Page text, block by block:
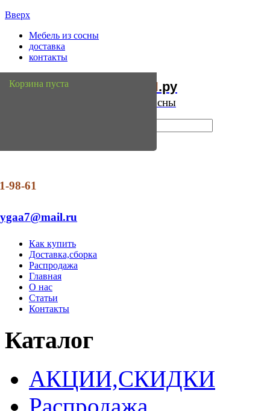
Вверх
Мебель из сосны
доставка
контакты
Мебель Сосны.ру
Интернет магазин мебели из сосны
98-61
Как купить
Доставка,сборка
Распродажа
Главная
О нас
Статьи
Контакты
Корзина пуста
Каталог
АКЦИИ,СКИДКИ